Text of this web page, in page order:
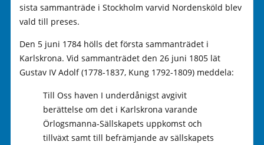
sista sammanträde i Stockholm varvid Nordensköld blev
vald till preses.
Den 5 juni 1784 hölls det första sammanträdet i
Karlskrona. Vid sammanträdet den 26 juni 1805 lät
Gustav IV Adolf (1778-1837, Kung 1792-1809) meddela:
Till Oss haven I underdånigst avgivit
berättelse om det i Karlskrona varande
Örlogsmanna-Sällskapets uppkomst och
tillväxt samt till befrämjande av sällskapets